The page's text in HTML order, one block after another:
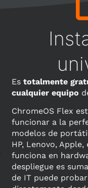
Es totalmente
cualquier equipo
ChromeOS Flex
funcionar a la
modelos de
HP, Lenovo,
funciona en
despliegue es
de IT puede